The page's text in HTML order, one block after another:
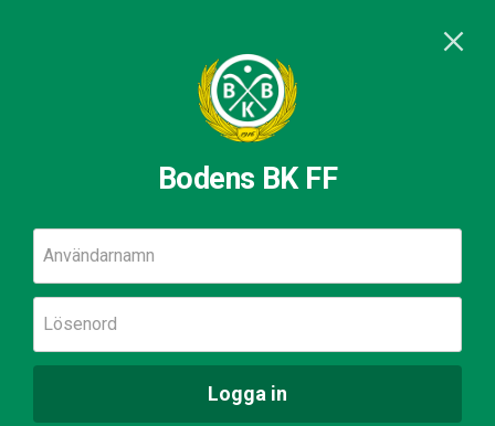
Bodens BK FF
Användarnamn
Lösenord
Logga in